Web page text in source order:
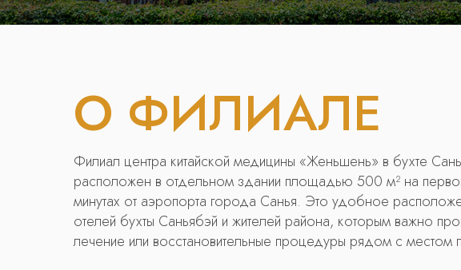
О ФИЛИАЛЕ
Филиал центра китайской медицины «Женьшень» в бухте
расположен в отдельном здании площадью 500 м² на
минутах от аэропорта города Санья. Это удобное
отелей бухты Саньябэй и жителей района, которым важно
лечение или восстановительные процедуры рядом с местом